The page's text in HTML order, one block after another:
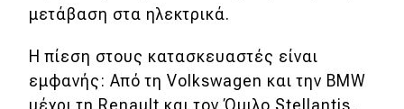
μετάβαση στα ηλεκτρικά.
Η πίεση στους κατασκευαστές είναι
εμφανής: Από τη Volkswagen και την BMW
μέχρι τη Renault και τον Όμιλο Stellantis,